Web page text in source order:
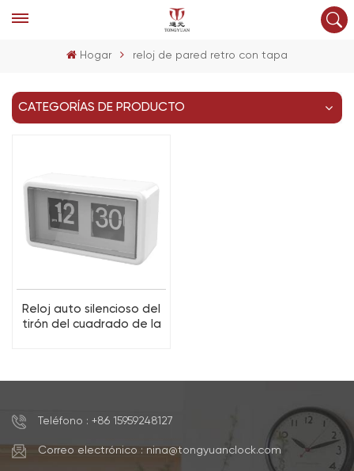
Hogar reloj de pared retro con tapa
CATEGORÍAS DE PRODUCTO
Reloj auto silencioso del
tirón del cuadrado de la
Teléfono : +86 15959248127
Correo electrónico : nina@tongyuanclock.com